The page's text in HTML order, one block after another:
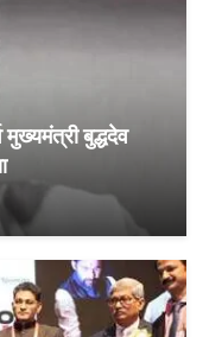
मुख्यमंत्री बुद्धदेव